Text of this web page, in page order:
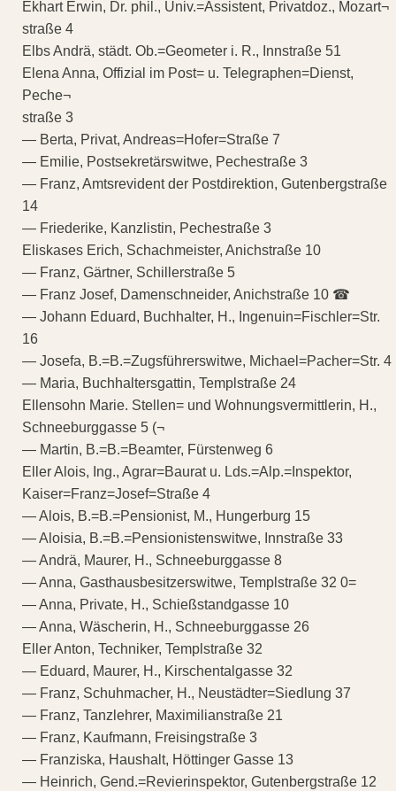
Ekhart Erwin, Dr. phil., Univ.=Assistent, Privatdoz., Mozart¬
straße 4
Elbs Andrä, städt. Ob.=Geometer i. R., Innstraße 51
Elena Anna, Offizial im Post= u. Telegraphen=Dienst,
Peche¬
straße 3
— Berta, Privat, Andreas=Hofer=Straße 7
— Emilie, Postsekretärswitwe, Pechestraße 3
— Franz, Amtsrevident der Postdirektion, Gutenbergstraße
14
— Friederike, Kanzlistin, Pechestraße 3
Eliskases Erich, Schachmeister, Anichstraße 10
— Franz, Gärtner, Schillerstraße 5
— Franz Josef, Damenschneider, Anichstraße 10 ☎
— Johann Eduard, Buchhalter, H., Ingenuin=Fischler=Str.
16
— Josefa, B.=B.=Zugsführerswitwe, Michael=Pacher=Str. 4
— Maria, Buchhaltersgattin, Templstraße 24
Ellensohn Marie. Stellen= und Wohnungsvermittlerin, H.,
Schneeburggasse 5 (¬
— Martin, B.=B.=Beamter, Fürstenweg 6
Eller Alois, Ing., Agrar=Baurat u. Lds.=Alp.=Inspektor,
Kaiser=Franz=Josef=Straße 4
— Alois, B.=B.=Pensionist, M., Hungerburg 15
— Aloisia, B.=B.=Pensionistenswitwe, Innstraße 33
— Andrä, Maurer, H., Schneeburggasse 8
— Anna, Gasthausbesitzerswitwe, Templstraße 32 0=
— Anna, Private, H., Schießstandgasse 10
— Anna, Wäscherin, H., Schneeburggasse 26
Eller Anton, Techniker, Templstraße 32
— Eduard, Maurer, H., Kirschentalgasse 32
— Franz, Schuhmacher, H., Neustädter=Siedlung 37
— Franz, Tanzlehrer, Maximilianstraße 21
— Franz, Kaufmann, Freisingstraße 3
— Franziska, Haushalt, Höttinger Gasse 13
— Heinrich, Gend.=Revierinspektor, Gutenbergstraße 12